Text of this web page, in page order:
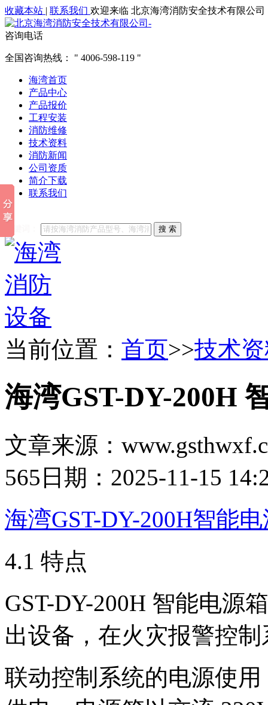
收藏本站 | 联系我们 欢迎来临 北京海湾消防安全技术有限公司
咨询电话
全国咨询热线： 4006-598-119
海湾首页
产品中心
产品报价
工程安装
消防维修
技术资料
消防新闻
公司资质
简介下载
联系我们
他们都在搜索:
搜 索
当前位置： 首页>>技术
海湾GST-DY-200H
文章来源：
565 日期：2025-11-15
海湾GST-DY-200H智能
4.1 特点
GST-DY-200H 智能电源
出设备，在火灾报警控
联动控制系统的电源使